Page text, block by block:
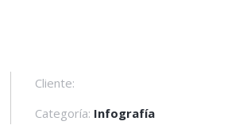
Cliente:
Categoría: Infografía